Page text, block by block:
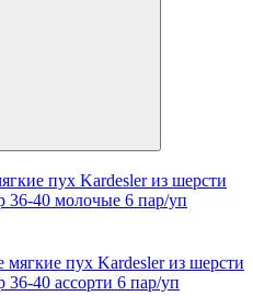
пух Kardesler из шерсти
36-40 молочые 6 пар/уп